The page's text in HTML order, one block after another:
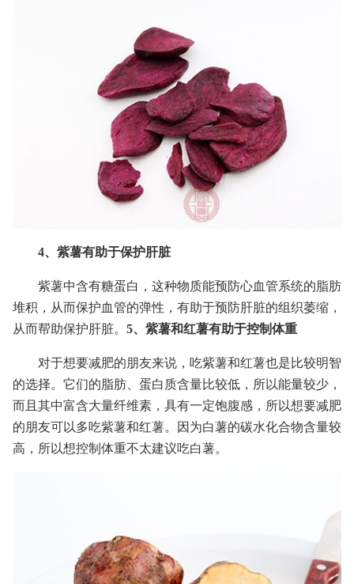
4、紫薯有助于保护肝脏
紫薯中含有糖蛋白，这种物质能预防心血管系统的脂肪
堆积，从而保护血管的弹性，有助于预防肝脏的组织萎缩，
从而帮助保护肝脏。 5、紫薯和红薯有助于控制体重
对于想要减肥的朋友来说，吃紫薯和红薯也是比较明智
的选择。它们的脂肪、蛋白质含量比较低，所以能量较少，
而且其中富含大量纤维素，具有一定饱腹感，所以想要减肥
的朋友可以多吃紫薯和红薯。因为白薯的碳水化合物含量较
高，所以想控制体重不太建议吃白薯。